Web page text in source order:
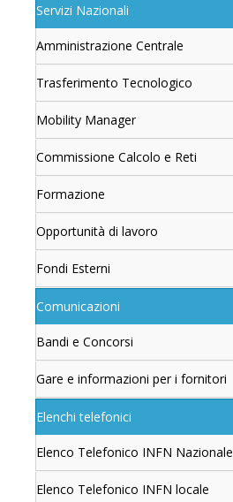
Servizi Nazionali
Amministrazione Centrale
Trasferimento Tecnologico
Mobility Manager
Commissione Calcolo e Reti
Formazione
Opportunità di lavoro
Fondi Esterni
Comunicazioni
Bandi e Concorsi
Gare e informazioni per i fornitori
Elenchi telefonici
Elenco Telefonico INFN Nazionale
Elenco Telefonico INFN locale